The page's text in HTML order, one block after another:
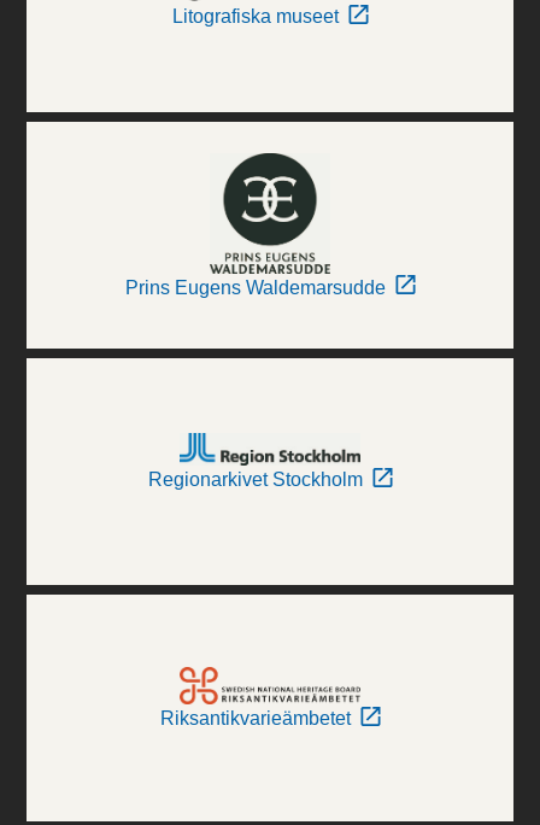
Litografiska museet
Prins Eugens Waldemarsudde
Regionarkivet Stockholm
Riksantikvarieämbetet